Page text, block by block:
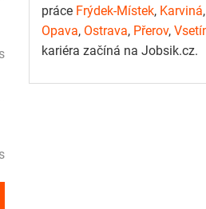
práce Frýdek-Místek, Karviná,
Opava, Ostrava, Přerov,
kariéra začíná na Jobsik.cz.